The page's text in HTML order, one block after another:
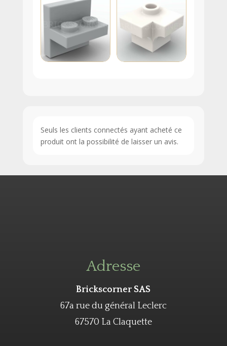
Seuls les clients connectés ayant acheté ce
produit ont la possibilité de laisser un avis.
Adresse
Brickscorner SAS
67a rue du général Leclerc
67570 La Claquette